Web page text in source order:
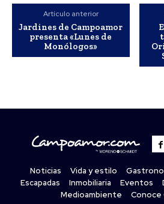
Artículo anterior
Jardines de Campoamor
presenta «Lunes de
Monólogos»
Noticias Vida y estilo
Escapadas
Inmobiliaria Eventos
Medioambiente
Conoce